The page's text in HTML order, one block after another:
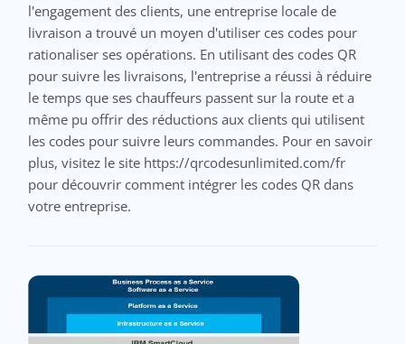
l'engagement des clients, une entreprise locale de
livraison a trouvé un moyen d'utiliser ces codes pour
rationaliser ses opérations. En utilisant des codes QR
pour suivre les livraisons, l'entreprise a réussi à réduire
le temps que ses chauffeurs passent sur la route et a
même pu offrir des réductions aux clients qui utilisent
les codes pour suivre leurs commandes. Pour en savoir
plus, visitez le site https://qrcodesunlimited.com/fr
pour découvrir comment intégrer les codes QR dans
votre entreprise.